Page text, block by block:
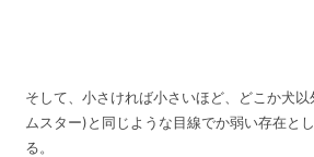
そして、小さければ小さいほど、どこか犬
ムスター)と同じような目線でか弱い存在と
る。